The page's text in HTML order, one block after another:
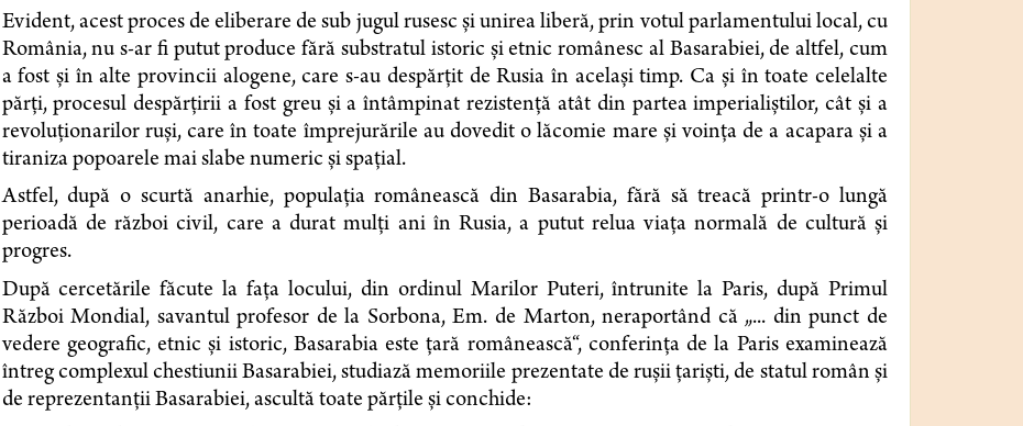
Evident, acest proces de eliberare de sub jugul rusesc şi unirea liberă, prin votul parlamentului local, cu
România, nu s-ar fi putut produce fără substratul istoric şi etnic românesc al Basarabiei, de altfel, cum
a fost şi în alte provincii alogene, care s-au despărţit de Rusia în acelaşi timp. Ca şi în toate celelalte
părţi, procesul despărţirii a fost greu şi a întâmpinat rezistenţă atât din partea imperialiştilor, cât şi a
revoluţiona­rilor ruşi, care în toate împrejurările au dovedit o lăcomie mare şi voinţa de a acapara şi a
tiraniza popoarele mai slabe numeric şi spaţial.
Astfel, după o scurtă anarhie, populaţia românească din Basarabia, fără să treacă printr-o lungă
perioadă de război civil, care a durat mulţi ani în Rusia, a putut relua viaţa normală de cultură şi
progres.
După cercetările făcute la faţa locului, din ordinul Marilor Puteri, întrunite la Paris, după Primul
Război Mondial, savantul profesor de la Sorbona, Em. de Marton, neraportând că „... din punct de
vedere geografic, etnic şi istoric, Basarabia este ţară românească“, conferinţa de la Paris examinează
întreg complexul chestiunii Basarabi­ei, studiază memoriile prezentate de ruşii ţarişti, de statul român şi
de reprezentanţii Basarabiei, ascultă toate părţile şi conchide: